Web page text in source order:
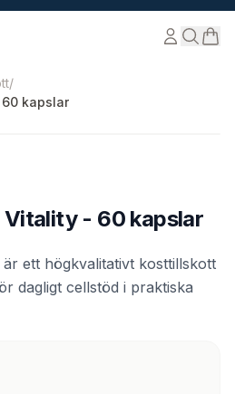
/
kapslar
Vitality - 60 kapslar
ett högkvalitativt kosttillskott
dagligt cellstöd i praktiska